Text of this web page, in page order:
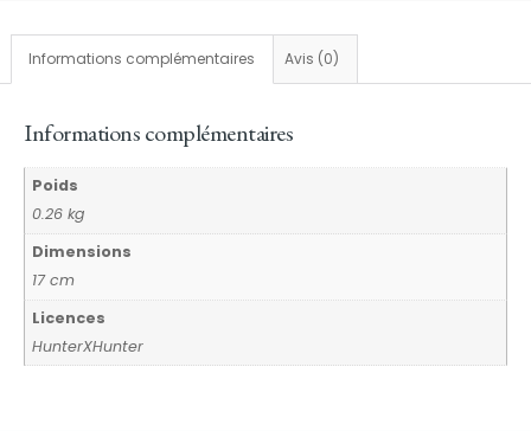
Informations complémentaires Avis (0)
Informations complémentaires
Poids
0.26 kg
Dimensions
17 cm
Licences
HunterXHunter